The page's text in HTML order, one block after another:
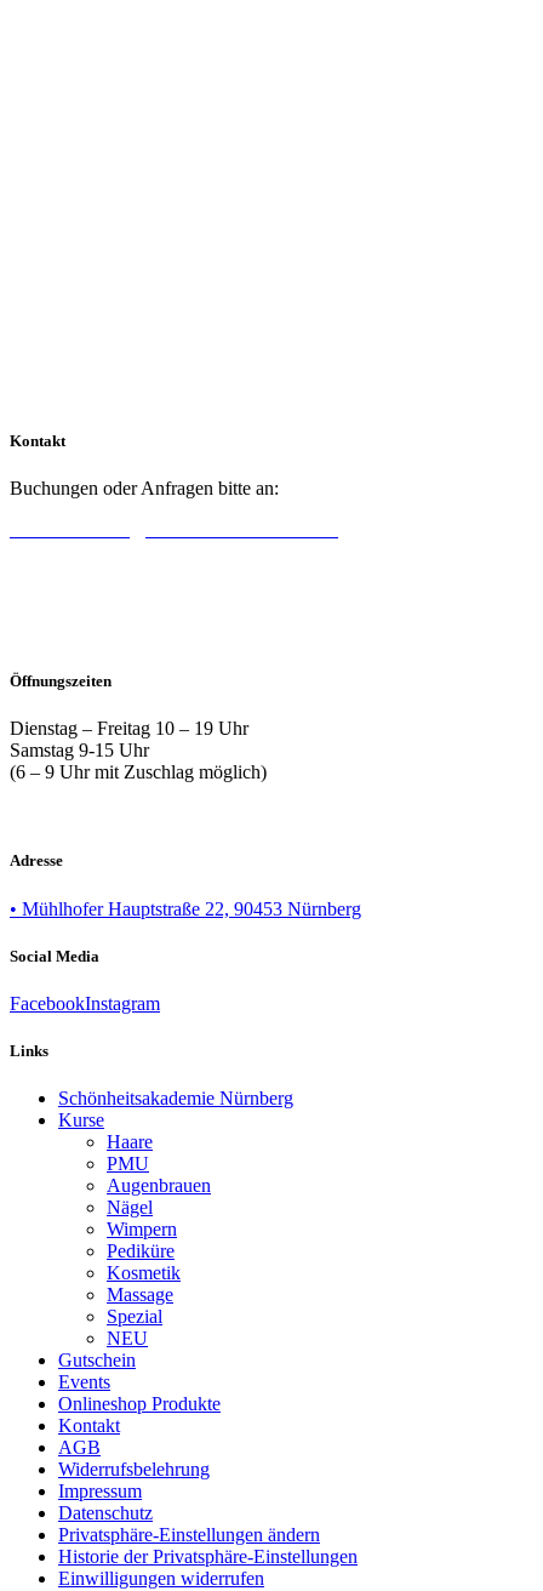
Kontakt
Buchungen oder Anfragen bitte an:
Öffnungszeiten
Dienstag – Freitag 10 – 19 Uhr
Samstag 9-15 Uhr
(6 – 9 Uhr mit Zuschlag möglich)
Adresse
• Mühlhofer Hauptstraße 22, 90453 Nürnberg
Social Media
FacebookInstagram
Links
Schönheitsakademie Nürnberg
Kurse
Haare
PMU
Augenbrauen
Nägel
Wimpern
Pediküre
Kosmetik
Massage
Spezial
NEU
Gutschein
Events
Onlineshop Produkte
Kontakt
AGB
Widerrufsbelehrung
Impressum
Datenschutz
Privatsphäre-Einstellungen ändern
Historie der Privatsphäre-Einstellungen
Einwilligungen widerrufen